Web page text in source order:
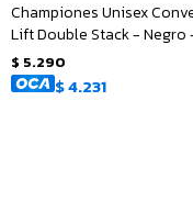
Championes Unisex
Lift Double Stack - Negro
Blanco
$ 5.290
$4.231